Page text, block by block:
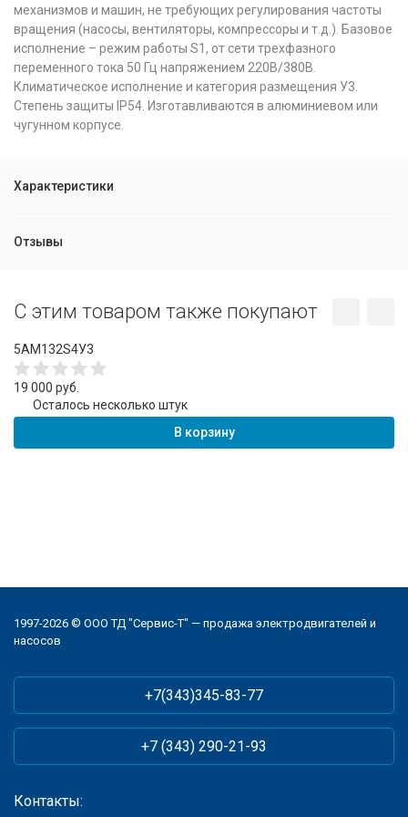
механизмов и машин, не требующих регулирования частоты
вращения (насосы, вентиляторы, компрессоры и т.д.). Базовое
исполнение – режим работы S1, от сети трехфазного
переменного тока 50 Гц напряжением 220В/380В.
Климатическое исполнение и категория размещения У3.
Степень защиты IP54. Изготавливаются в алюминиевом или
чугунном корпусе.
Характеристики
Отзывы
C этим товаром также покупают
5АМ132S4У3
19 000 руб.
Осталось несколько штук
В корзину
1997-2026 © ООО ТД "Сервис-Т" — продажа электродвигателей и
насосов
+7(343)345-83-77
+7 (343) 290-21-93
Контакты: